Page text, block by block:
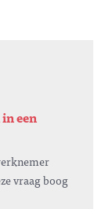
een
vraag boog